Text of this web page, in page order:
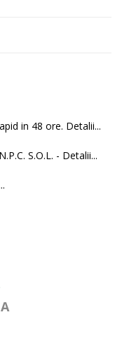
in 48 ore. Detalii...
S.O.L. - Detalii...